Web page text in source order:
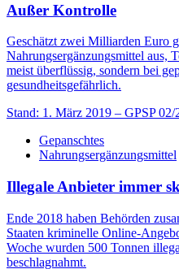
Außer Kontrolle
Geschätzt zwei Milliarden Euro
Nahrungsergänzungsmittel aus,
meist überflüssig, sondern bei
gesundheitsgefährlich.
Stand: 1. März 2019 – GPSP 02/
Gepanschtes
Nahrungsergänzungsmittel
Illegale Anbieter immer
Ende 2018 haben Behörden
Staaten kriminelle Online-
Woche wurden 500 Tonnen
beschlagnahmt.